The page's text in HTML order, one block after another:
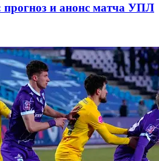
и анонс матча УПЛ